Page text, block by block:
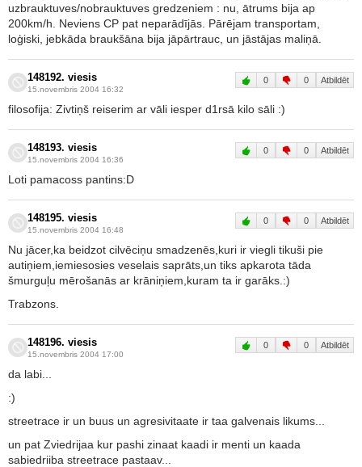
uzbrauktuves/nobrauktuves gredzeniem : nu, ātrums bija ap
200km/h. Neviens CP pat neparādījās. Pārējam transportam,
loģiski, jebkāda braukšāna bija jāpārtrauc, un jāstājas maliņā.
148192. viesis
15.novembris 2004 16:32
0 0 Atbildēt
filosofija: Zivtiņš reiserim ar vāli iesper d1rsā kilo sāli :)
148193. viesis
15.novembris 2004 16:36
0 0 Atbildēt
Loti pamacoss pantins:D
148195. viesis
15.novembris 2004 16:48
0 0 Atbildēt
Nu jācer,ka beidzot cilvēciņu smadzenēs,kuri ir viegli tikuši pie
autiņiem,iemiesosies veselais saprāts,un tiks apkarota tāda
šmurguļu mērošanās ar krāniņiem,kuram ta ir garāks.:)
Trabzons.
148196. viesis
15.novembris 2004 17:00
0 0 Atbildēt
da labi...
:)
streetrace ir un buus un agresivitaate ir taa galvenais likums...
un pat Zviedrijaa kur pashi zinaat kaadi ir menti un kaada
sabiedriiba streetrace pastaav...